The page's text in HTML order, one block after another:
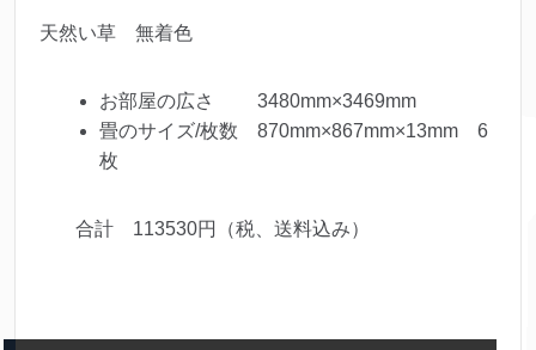
天然い草 無着色
お部屋の広さ 3480mm×3469mm
畳のサイズ/枚数 870mm×867mm×13mm 6
枚
合計 113530円（税、送料込み）